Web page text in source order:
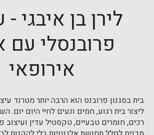
לירן בן איבגי -
פרובנסלי עם
אירופאי
בית בסגנון פרובנס הוא הרבה יותר מטרנד
ליצור בית רגוע, חמים ונעים לחיי היום יום.
רכים, חומרים טבעיים, טקסטיל עדין ועיצוב